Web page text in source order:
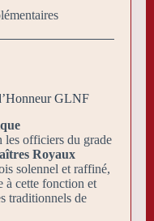
GLNF
les officiers du grade
Royaux
solennel et raffiné,
à cette fonction et
traditionnels de